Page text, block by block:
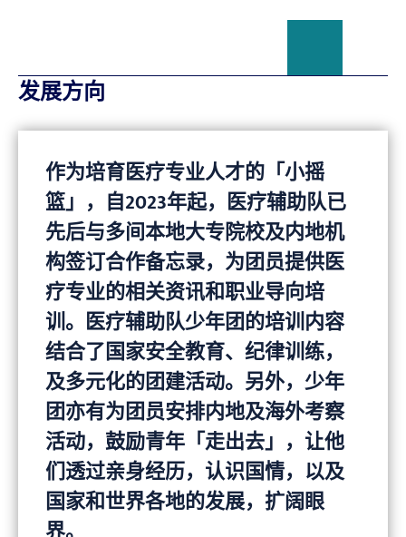
发展方向
作为培育医疗专业人才的「小摇
篮」，自2023年起，医疗辅助队已
先后与多间本地大专院校及内地机
构签订合作备忘录，为团员提供医
疗专业的相关资讯和职业导向培
训。医疗辅助队少年团的培训内容
结合了国家安全教育、纪律训练，
及多元化的团建活动。另外，少年
团亦有为团员安排内地及海外考察
活动，鼓励青年「走出去」，让他
们透过亲身经历，认识国情，以及
国家和世界各地的发展，扩阔眼